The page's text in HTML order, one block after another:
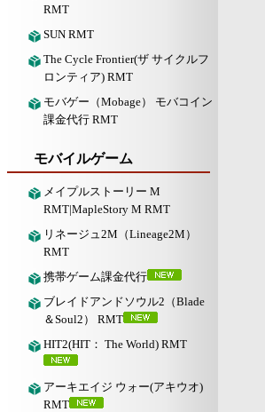
RMT
SUN RMT
The Cycle Frontier(ザ サイクルフ
ロンティア) RMT
モバゲー（Mobage） モバコイン
課金代行 RMT
モバイルゲーム
メイプルストーリー M
RMT|MapleStory M RMT
リネージュ2M（Lineage2M）
RMT
携帯ゲーム課金代行
ブレイドアンドソウル2（Blade
＆Soul2） RMT
HIT2(HIT： The World) RMT
アーキエイジ ウォー(アキウオ)
RMT